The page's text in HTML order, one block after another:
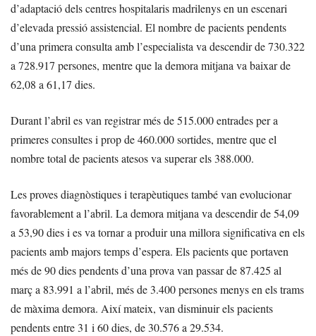
d’adaptació dels centres hospitalaris madrilenys en un escenari
d’elevada pressió assistencial. El nombre de pacients pendents
d’una primera consulta amb l’especialista va descendir de 730.322
a 728.917 persones, mentre que la demora mitjana va baixar de
62,08 a 61,17 dies.
Durant l’abril es van registrar més de 515.000 entrades per a
primeres consultes i prop de 460.000 sortides, mentre que el
nombre total de pacients atesos va superar els 388.000.
Les proves diagnòstiques i terapèutiques també van evolucionar
favorablement a l’abril. La demora mitjana va descendir de 54,09
a 53,90 dies i es va tornar a produir una millora significativa en els
pacients amb majors temps d’espera. Els pacients que portaven
més de 90 dies pendents d’una prova van passar de 87.425 al
març a 83.991 a l’abril, més de 3.400 persones menys en els trams
de màxima demora. Així mateix, van disminuir els pacients
pendents entre 31 i 60 dies, de 30.576 a 29.534.